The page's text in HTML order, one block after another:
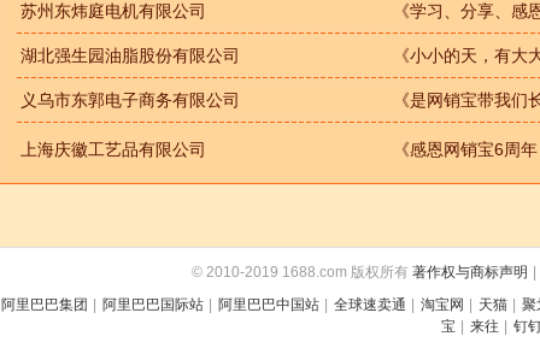
苏州东炜庭电机有限公司 《学习、分享、感
湖北强生园油脂股份有限公司 《小小的天，有大
义乌市东郭电子商务有限公司 《是网销宝带我们
上海庆徽工艺品有限公司 《感恩网销宝6周
© 2010-2019 1688.com 版权所有 著作权与商标声明
阿里巴巴集团
阿里巴巴国际站 阿里巴巴中国站 全球速卖通 淘宝网 天猫
聚
宝
来往 钉